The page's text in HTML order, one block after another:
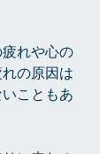
れや心の
の原因は
こともあ